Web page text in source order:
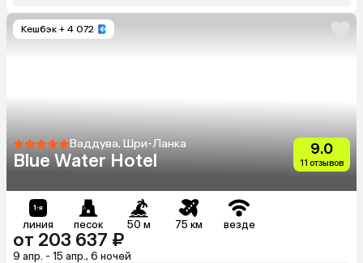
Кешбэк + 4 072
Ваддува, Шри-Ланка
Blue Water Hotel
9.0
11 отзывов
линия песок 50 м 75 км везде
от 203 637 ₽
9 апр. - 15 апр., 6 ночей